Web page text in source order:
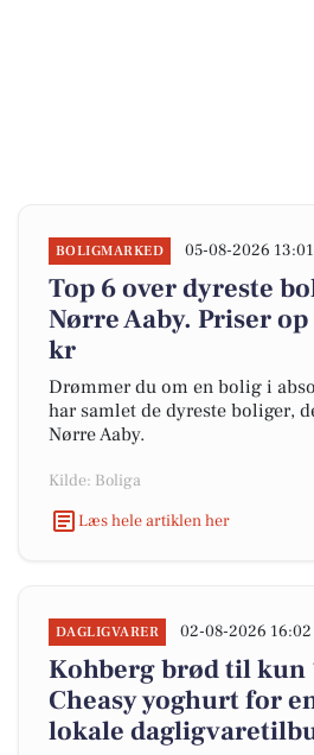
BOLIGMARKED 05-08-2026 13:01
Top 6 over dyreste
Nørre Aaby. Priser
kr
Drømmer du om en bolig i
har samlet de dyreste boliger,
Nørre Aaby.
Kilde: Boliga
Læs hele artiklen her
DAGLIGVARER 02-08-2026 16:02
Kohberg brød til kun
Cheasy yoghurt for
lokale